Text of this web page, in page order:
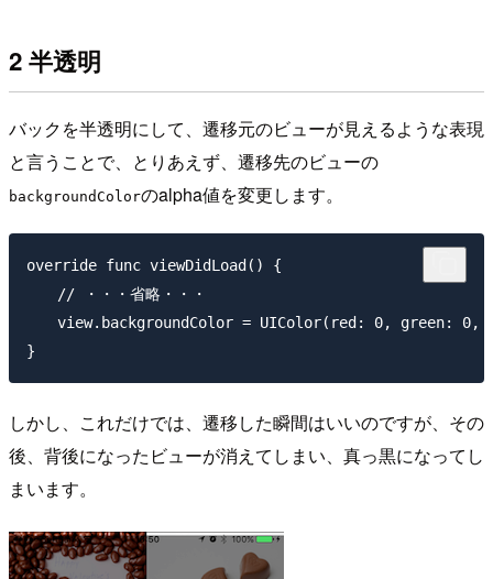
2 半透明
バックを半透明にして、遷移元のビューが見えるような表現
と言うことで、とりあえず、遷移先のビューの
backgroundColorのalpha値を変更します。
override func viewDidLoad() {
// ・・・省略・・・
view.backgroundColor = UIColor(red: 0, green:
しかし、これだけでは、遷移した瞬間はいいのですが、その
後、背後になったビューが消えてしまい、真っ黒になってし
まいます。